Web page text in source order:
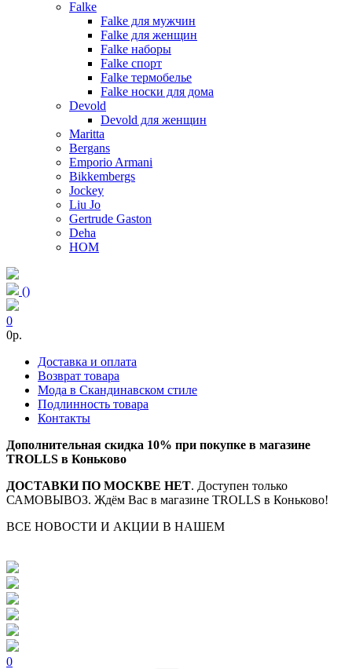
Falke
Falke для мужчин
Falke для женщин
Falke наборы
Falke спорт
Falke термобелье
Falke носки для дома
Devold
Devold для женщин
Maritta
Bergans
Emporio Armani
Bikkembergs
Jockey
Liu Jo
Gertrude Gaston
Deha
HOM
()
0
0p.
Доставка и оплата
Возврат товара
Мода в Скандинавском стиле
Подлинность товара
Контакты
Дополнительная скидка 10% при покупке в магазине
TROLLS в Коньково
ДОСТАВКИ ПО МОСКВЕ НЕТ. Доступен только
САМОВЫВОЗ. Ждём Вас в магазине TROLLS в Коньково!
ВСЕ НОВОСТИ И АКЦИИ В НАШЕМ
0